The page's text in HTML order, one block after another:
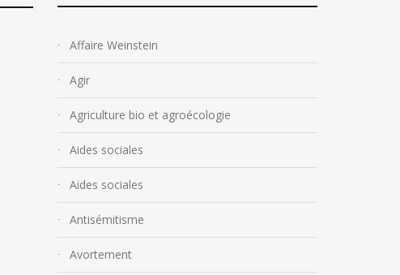
Affaire Weinstein
Agir
Agriculture bio et agroécologie
Aides sociales
Aides sociales
Antisémitisme
Avortement